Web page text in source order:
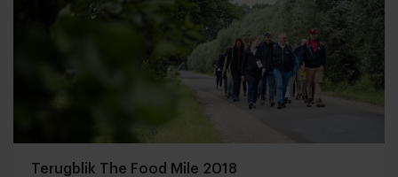
Terugblik The Food Mile 2018